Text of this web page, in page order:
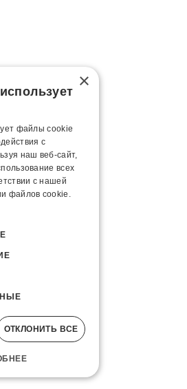
×
файлы cookie
с
наш веб-сайт,
всех
с нашей
файлов cookie.
ОТКЛОНИТЬ ВСЕ